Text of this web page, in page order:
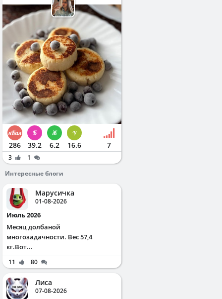
286 39.2 6.2 16.6 7
3
1
Интересные блоги
Марусичка
01-08-2026
Июль 2026
Месяц долбаной
многозадачности. Вес 57,4
кг.Вот...
11 80
Лиса
07-08-2026